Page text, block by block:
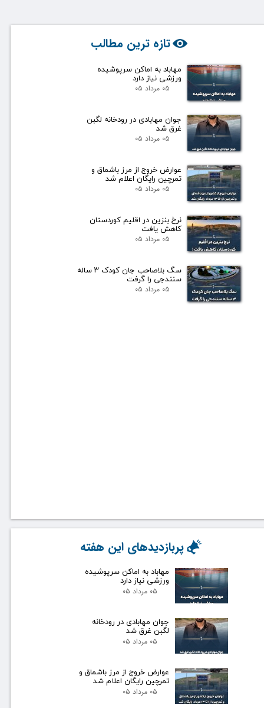
تازه ترین مطالب
مهاباد به اماکن سرپوشیده
ورزشی نیاز دارد
۰۵ مرداد ۰۵
جوان مهابادی در رودخانه لگبن
غرق شد
۰۵ مرداد ۰۵
عوارض خروج از مرز باشماق و
تمرچین رایگان اعلام شد
۰۵ مرداد ۰۵
نرخ بنزین در اقلیم کوردستان
کاهش یافت
۰۵ مرداد ۰۵
سگ بلاصاحب جان کودک ۳ ساله
سنندجی را گرفت
۰۵ مرداد ۰۵
مهاباد به اماکن سرپوشیده
ورزشی نیاز دارد
۰۵ مرداد ۰۵
جوان مهابادی در رودخانه
لگبن غرق شد
۰۵ مرداد ۰۵
عوارض خروج از مرز باشماق و
تمرچین رایگان اعلام شد
۰۵ مرداد ۰۵
پربازدیدهای این هفته